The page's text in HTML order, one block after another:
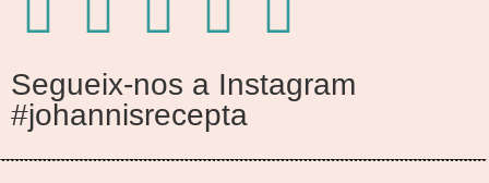
Segueix-nos a Instagram
#johannisrecepta